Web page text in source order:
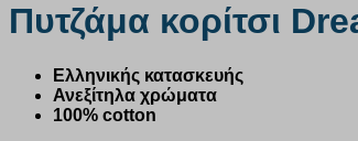
Πυτζάμα κορίτσι
Ελληνικής κατασκευής
Ανεξίτηλα χρώματα
100% cotton